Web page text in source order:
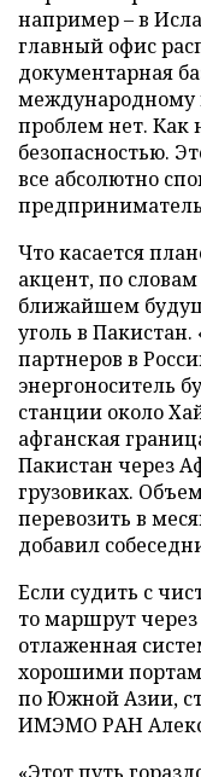
например – в
главный офис
документарная
международному
проблем нет. Как
безопасностью.
все абсолютно
Что касается
акцент, по
ближайшем
уголь в
партнеров в
энергоноситель
станции около
афганская
Пакистан через
грузовиках.
перевозить в
добавил
Если судить с
то маршрут
отлаженная
хорошими
по Южной Азии,
ИМЭМО РАН